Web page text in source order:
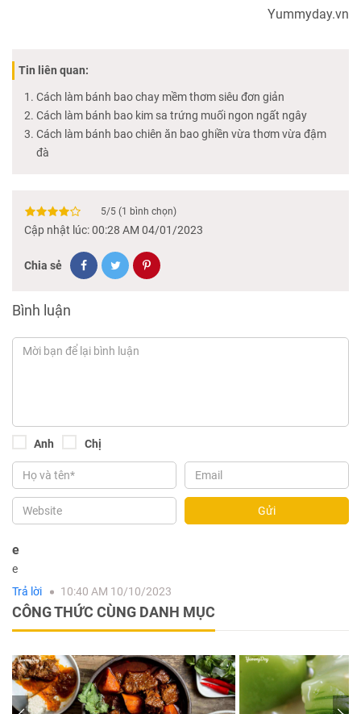
Yummyday.vn
Tin liên quan:
Cách làm bánh bao chay mềm thơm siêu đơn giản
Cách làm bánh bao kim sa trứng muối ngon ngất ngây
Cách làm bánh bao chiên ăn bao ghiền vừa thơm vừa đậm
đà
5/5 (1 bình chọn)
Cập nhật lúc: 00:28 AM 04/01/2023
Chia sẻ
Bình luận
Anh Chị
Gửi
e
e
Trả lời
10:40 AM 10/10/2023
CÔNG THỨC CÙNG DANH MỤC